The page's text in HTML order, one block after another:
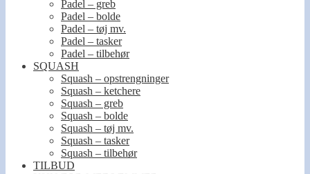
Padel – greb
Padel – bolde
Padel – tøj mv.
Padel – tasker
Padel – tilbehør
SQUASH
Squash – opstrengninger
Squash – ketchere
Squash – greb
Squash – bolde
Squash – tøj mv.
Squash – tasker
Squash – tilbehør
TILBUD